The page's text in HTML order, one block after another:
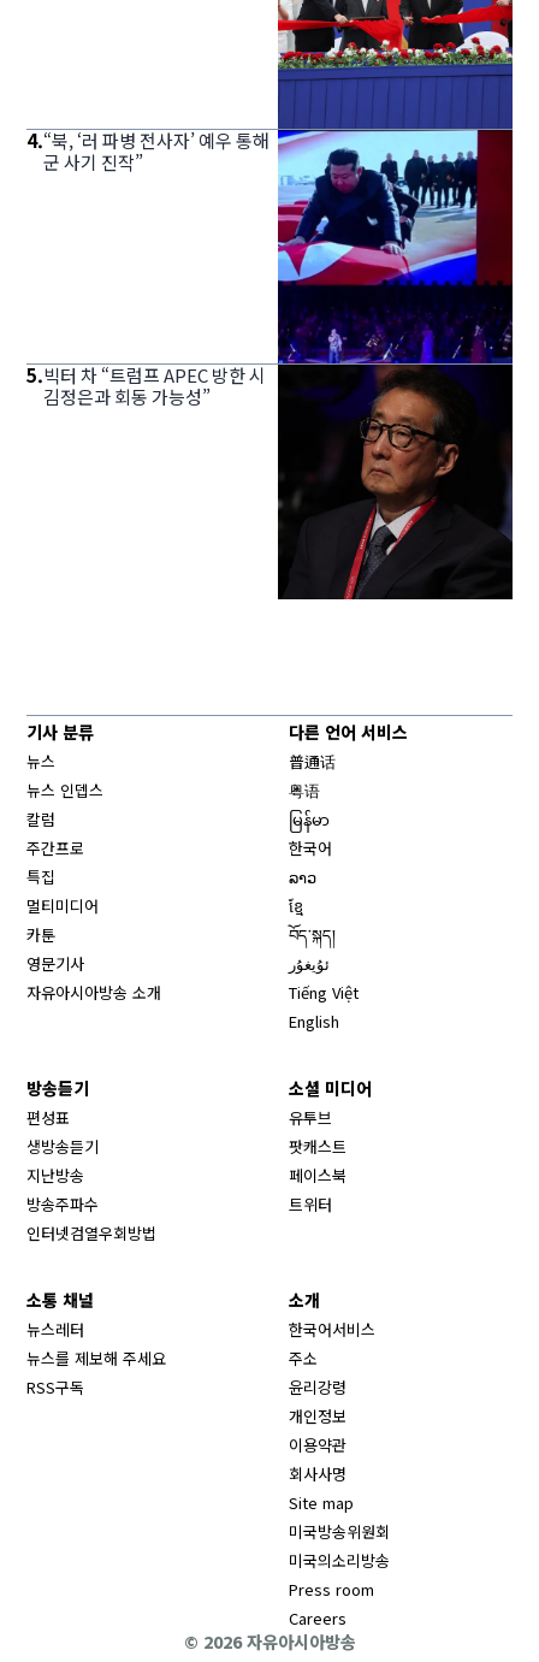
4.“북, ‘러 파병 전사자’ 예우 통해
군 사기 진작”
5.빅터 차 “트럼프 APEC 방한 시
김정은과 회동 가능성”
기사 분류
뉴스
뉴스 인뎁스
칼럼
주간프로
특집
멀티미디어
카툰
영문기사
자유아시아방송 소개
다른 언어 서비스
普通话
粤语
မြန်မာ
한국어
ລາວ
ខ្មែ
བོད་སྐད།
ئۇيغۇر
Tiếng Việt
English
방송듣기
편성표
생방송듣기
지난방송
방송주파수
인터넷검열우회방법
소셜 미디어
유투브
팟캐스트
페이스북
트위터
소통 채널
뉴스레터
뉴스를 제보해 주세요
RSS구독
소개
한국어서비스
주소
윤리강령
개인정보
이용약관
회사사명
Site map
미국방송위원회
미국의소리방송
Press room
Careers
© 2026 자유아시아방송